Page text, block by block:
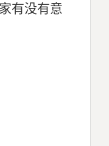
有没有意